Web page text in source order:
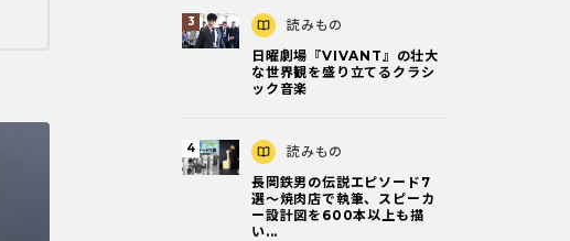
読みもの
日曜劇場『VIVANT』の壮大
な世界観を盛り立てるクラシ
ック音楽
読みもの
長岡鉄男の伝説エピソード7
選〜焼肉店で執筆、スピーカ
ー設計図を600本以上も描
い...